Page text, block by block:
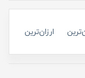
ارزان‌ترین